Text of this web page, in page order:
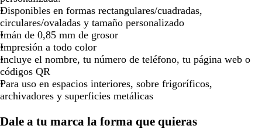
Disponibles en formas rectangulares/cuadradas,
circulares/ovaladas y tamaño personalizado
Imán de 0,85 mm de grosor
Impresión a todo color
Incluye el nombre, tu número de teléfono, tu página web o
códigos QR
Para uso en espacios interiores, sobre frigoríficos,
archivadores y superficies metálicas
Dale a tu marca la forma que quieras